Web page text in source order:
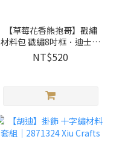
【草莓花香熊抱哥】戳繡
材料包 戳繡8吋框．迪士尼
Disney｜2033028 Xiu
Crafts
NT$520